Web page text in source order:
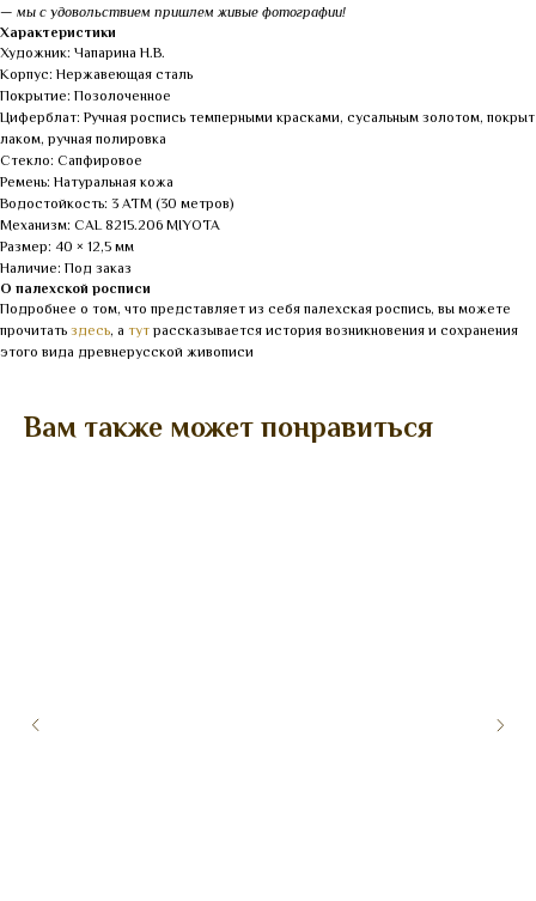
— мы с удовольствием пришлем живые фотографии!
Характеристики
Художник: Чапарина Н.В.
Корпус: Нержавеющая сталь
Покрытие: Позолоченное
Циферблат: Ручная роспись темперными красками, сусальным золотом, покрыт
лаком, ручная полировка
Стекло: Сапфировое
Ремень: Натуральная кожа
Водостойкость: 3 АТМ (30 метров)
Механизм: CAL 8215.206 MIYOTA
Размер: 40 × 12,5 мм
Наличие: Под заказ
О палехской росписи
Подробнее о том, что представляет из себя палехская роспись, вы можете
прочитать здесь, а тут рассказывается история возникновения и сохранения
этого вида древнерусской живописи
Вам также может понравиться